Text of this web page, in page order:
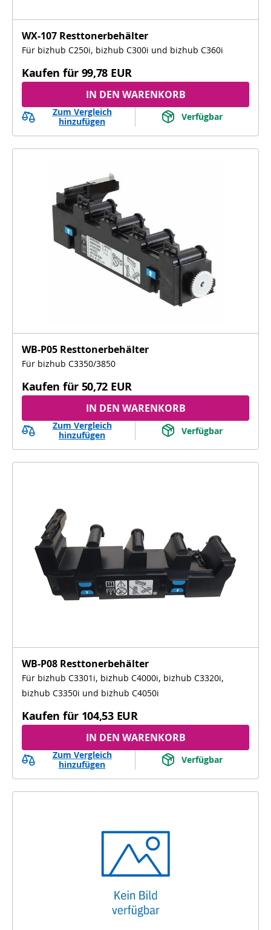
WX-107 Resttonerbehälter
Für bizhub C250i, bizhub C300i und bizhub C360i
Kaufen für 99,78 EUR
IN DEN WARENKORB
Zum Vergleich
hinzufügen
Verfügbar
WB-P05 Resttonerbehälter
Für bizhub C3350/3850
Kaufen für 50,72 EUR
IN DEN WARENKORB
Zum Vergleich
hinzufügen
Verfügbar
WB-P08 Resttonerbehälter
Für bizhub C3301i, bizhub C4000i, bizhub C3320i,
bizhub C3350i und bizhub C4050i
Kaufen für 104,53 EUR
IN DEN WARENKORB
Zum Vergleich
hinzufügen
Verfügbar